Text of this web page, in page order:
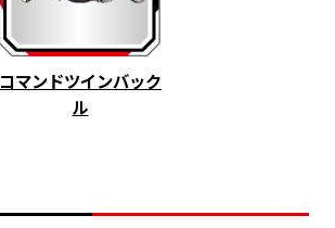
コマンドツインバック
ル